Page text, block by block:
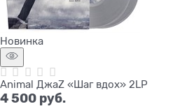
Новинка
Animal ДжаZ «Шаг вдох» 2LP
4 500 руб.